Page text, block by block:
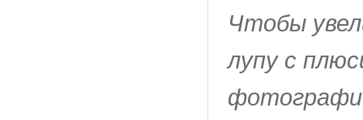
Чтобы
лупу с